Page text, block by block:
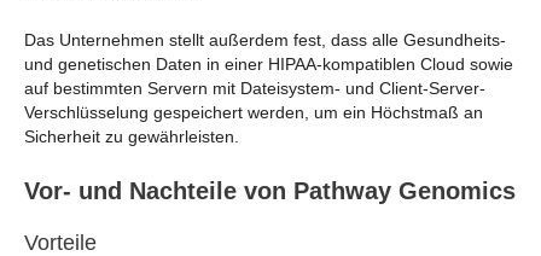
Das Unternehmen stellt außerdem fest, dass alle Gesundheits-
und genetischen Daten in einer HIPAA-kompatiblen Cloud sowie
auf bestimmten Servern mit Dateisystem- und Client-Server-
Verschlüsselung gespeichert werden, um ein Höchstmaß an
Sicherheit zu gewährleisten.
Vor- und Nachteile von Pathway Genomics
Vorteile